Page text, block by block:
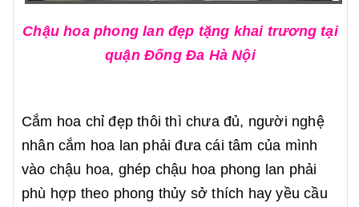
Chậu hoa phong lan đẹp tặng khai trương tại
quận Đống Đa Hà Nội
Cắm hoa chỉ đẹp thôi thì chưa đủ, người nghệ
nhân cắm hoa lan phải đưa cái tâm của mình
vào chậu hoa, ghép chậu hoa phong lan phải
phù hợp theo phong thủy sở thích hay yều cầu